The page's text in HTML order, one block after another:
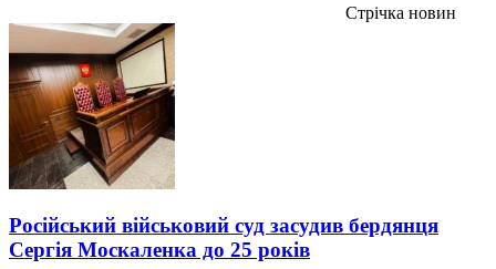
Стрічка новин
Російський військовий суд засудив бердянця
Сергія Москаленка до 25 років